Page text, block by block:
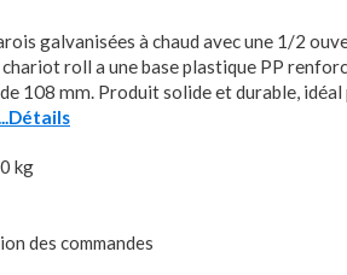
galvanisées à chaud avec une 1/2
roll a une base plastique PP
108 mm. Produit solide et durable, idéal
kg
des commandes